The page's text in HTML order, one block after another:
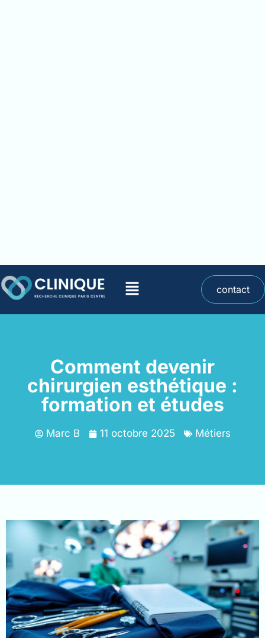
contact
Comment devenir
chirurgien esthétique :
formation et études
Marc B 11 octobre 2025 Métiers